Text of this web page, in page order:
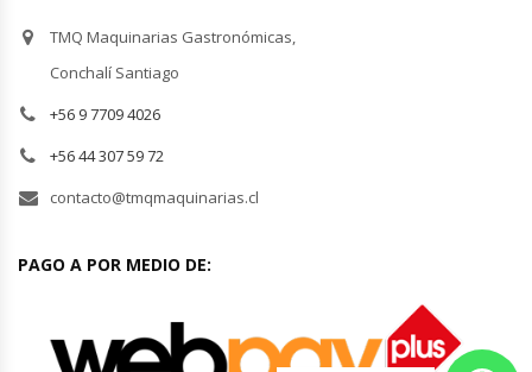
TMQ Maquinarias Gastronómicas,
Conchalí Santiago
+56 9 7709 4026
+56 44 307 59 72
contacto@tmqmaquinarias.cl
PAGO A POR MEDIO DE: